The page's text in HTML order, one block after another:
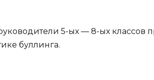
5-ых — 8-ых классов
буллинга.